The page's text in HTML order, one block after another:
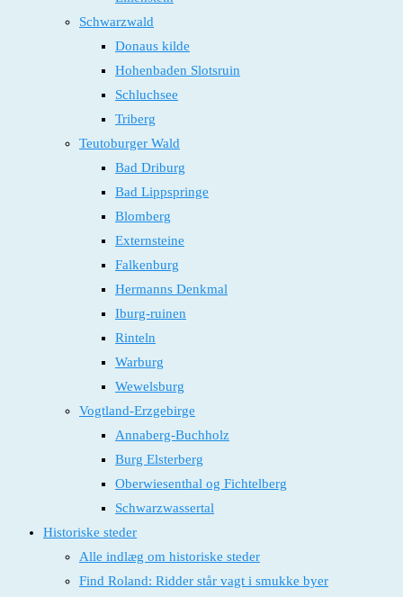
Schwarzwald
Donaus kilde
Hohenbaden Slotsruin
Schluchsee
Triberg
Teutoburger Wald
Bad Driburg
Bad Lippspringe
Blomberg
Externsteine
Falkenburg
Hermanns Denkmal
Iburg-ruinen
Rinteln
Warburg
Wewelsburg
Vogtland-Erzgebirge
Annaberg-Buchholz
Burg Elsterberg
Oberwiesenthal og Fichtelberg
Schwarzwassertal
Historiske steder
Alle indlæg om historiske steder
Find Roland: Ridder står vagt i smukke byer